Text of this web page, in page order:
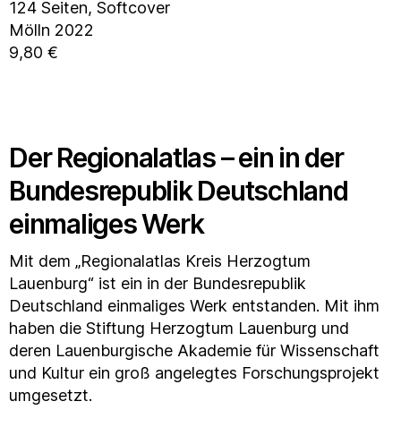
124 Seiten, Softcover
Mölln 2022
9,80 €
Der Regionalatlas – ein in der
Bundesrepublik Deutschland
einmaliges Werk
Mit dem „Regionalatlas Kreis Herzogtum
Lauenburg“ ist ein in der Bundesrepublik
Deutschland einmaliges Werk entstanden. Mit ihm
haben die Stiftung Herzogtum Lauenburg und
deren Lauenburgische Akademie für Wissenschaft
und Kultur ein groß angelegtes Forschungsprojekt
umgesetzt.